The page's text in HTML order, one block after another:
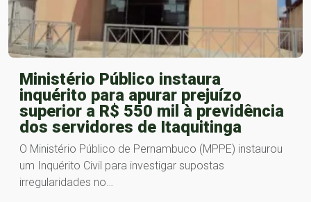
Ministério Público instaura
inquérito para apurar prejuízo
superior a R$ 550 mil à previdência
dos servidores de Itaquitinga
O Ministério Público de Pernambuco (MPPE) instaurou
um Inquérito Civil para investigar supostas
irregularidades no…